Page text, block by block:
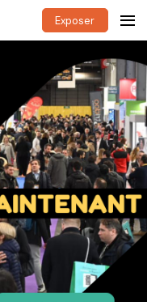
Exposer